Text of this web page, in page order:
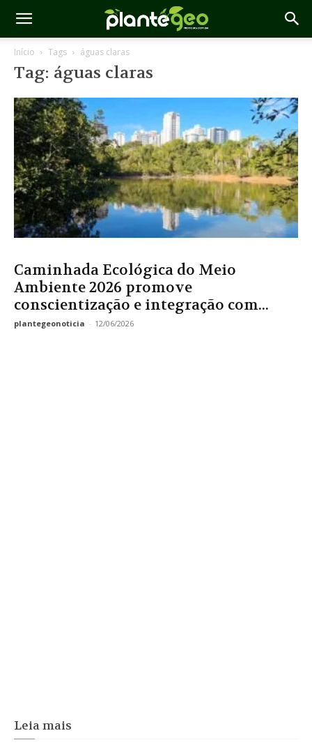
Início Tags águas claras
Tag: águas claras
Caminhada Ecológica do Meio
Ambiente 2026 promove
conscientização e integração com...
plantegeonoticia - 12/06/2026
Leia mais